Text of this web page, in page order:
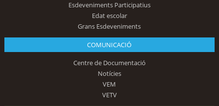
Esdeveniments Participatius
Edat escolar
Grans Esdeveniments
COMUNICACIÓ
Centre de Documentació
Notícies
VEM
VETV